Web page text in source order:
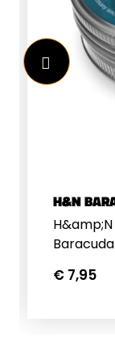
een
kennis te
H&N
€ 7,95